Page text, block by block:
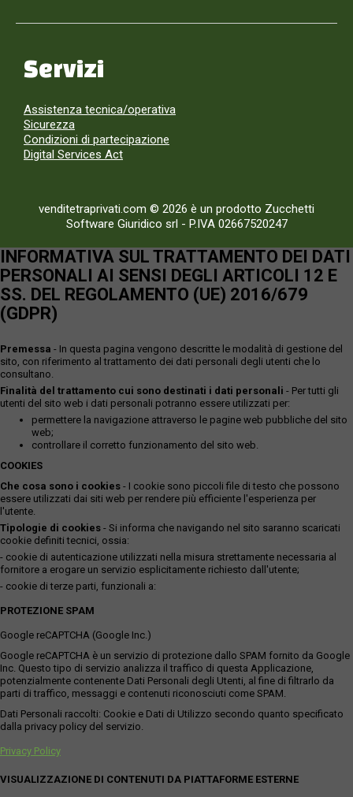
Servizi
Assistenza tecnica/operativa
Sicurezza
Condizioni di partecipazione
Digital Services Act
venditetraprivati.com © 2026 è un prodotto Zucchetti
Software Giuridico srl - P.IVA 02667520247
INFORMATIVA SUL TRATTAMENTO DEI DATI
PERSONALI AI SENSI DEGLI ARTICOLI 12 E
SS. DEL REGOLAMENTO (UE) 2016/679
(GDPR)
Premessa - In questa pagina vengono descritte le modalità di gestione del
sito, con riferimento al trattamento dei dati personali degli utenti che lo
consultano.
Finalità del trattamento cui sono destinati i dati personali - Per tutti gli
utenti del sito web i dati personali potranno essere utilizzati per:
permettere la navigazione attraverso le pagine web pubbliche del sito
web;
controllare il corretto funzionamento del sito web.
COOKIES
Che cosa sono i cookies - I cookie sono piccoli file di testo che possono
essere utilizzati dai siti web per rendere più efficiente l'esperienza per
l'utente.
Tipologie di cookies - Si informa che navigando nel sito saranno scaricati
cookie definiti tecnici, ossia:
- cookie di autenticazione utilizzati nella misura strettamente necessaria al
fornitore a erogare un servizio esplicitamente richiesto dall'utente;
- cookie di terze parti, funzionali a:
PROTEZIONE SPAM
Google reCAPTCHA (Google Inc.)
Google reCAPTCHA è un servizio di protezione dallo SPAM fornito da Google
Inc. Questo tipo di servizio analizza il traffico di questa Applicazione,
potenzialmente contenente Dati Personali degli Utenti, al fine di filtrarlo da
parti di traffico, messaggi e contenuti riconosciuti come SPAM.
Dati Personali raccolti: Cookie e Dati di Utilizzo secondo quanto specificato
dalla privacy policy del servizio.
Privacy Policy
VISUALIZZAZIONE DI CONTENUTI DA PIATTAFORME ESTERNE